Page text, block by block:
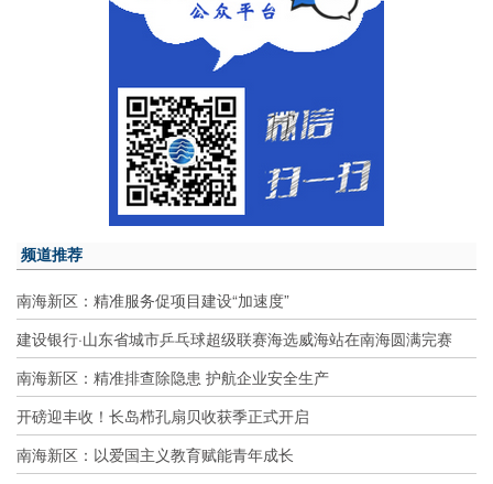
频道推荐
南海新区：精准服务促项目建设“加速度”
建设银行·山东省城市乒乓球超级联赛海选威海站在南海圆满完赛
南海新区：精准排查除隐患 护航企业安全生产
开磅迎丰收！长岛栉孔扇贝收获季正式开启
南海新区：以爱国主义教育赋能青年成长